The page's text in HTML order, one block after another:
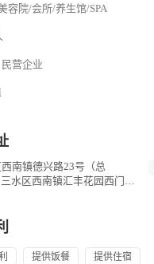
容院/会所/养生馆/SPA
营企业
南镇德兴路23号（总
水区西南镇汇丰花园西门口
提供饭餐 提供住宿